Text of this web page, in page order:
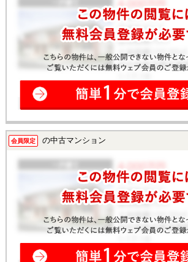
会員限定 の中古マンション